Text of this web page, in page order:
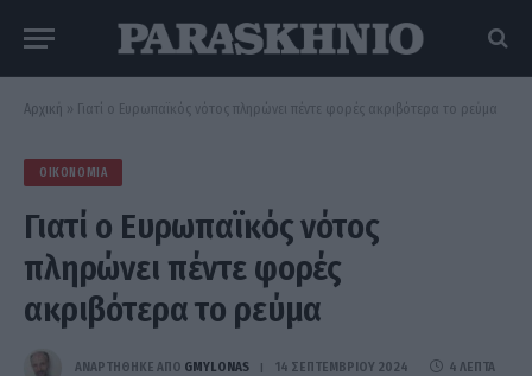
Αρχική » Γιατί ο Ευρωπαϊκός νότος πληρώνει πέντε φορές ακριβότερα το ρεύμα
ΟΙΚΟΝΟΜΊΑ
Γιατί ο Ευρωπαϊκός νότος
πληρώνει πέντε φορές
ακριβότερα το ρεύμα
ΑΝΑΡΤΗΘΗΚΕ ΑΠΟ GMYLONAS 14 ΣΕΠΤΕΜΒΡΊΟΥ 2024 4 ΛΕΠΤΆ